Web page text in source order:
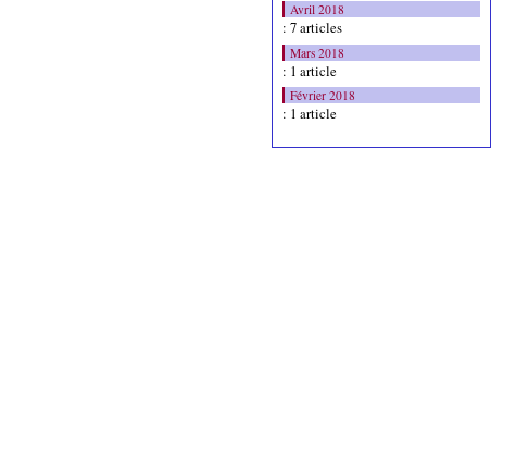
Avril 2018
: 7 articles
Mars 2018
: 1 article
Février 2018
: 1 article